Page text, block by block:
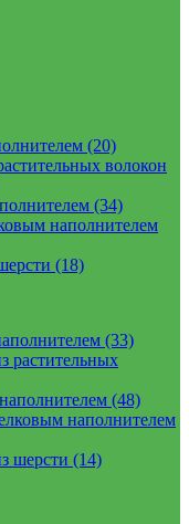
(20)
волокон
(34)
наполнителем
(18)
(33)
растительных
(48)
наполнителем
шерсти (14)